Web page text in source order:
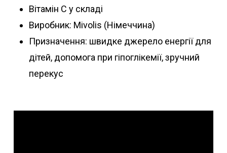
Вітамін C у складі
Виробник: Mivolis (Німеччина)
Призначення: швидке джерело енергії для
дітей, допомога при гіпоглікемії, зручний
перекус